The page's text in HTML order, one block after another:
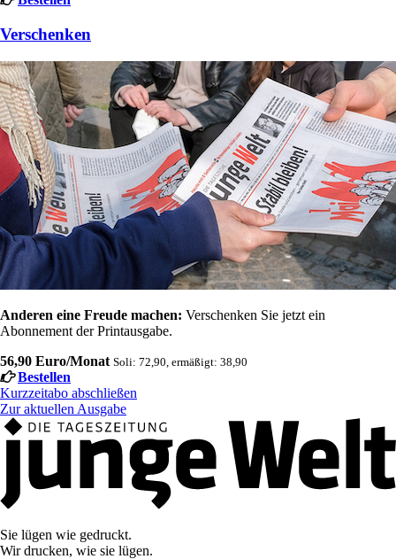
Verschenken
Anderen eine Freude machen: Verschenken Sie jetzt ein
Abonnement der Printausgabe.
56,90 Euro/Monat Soli: 72,90, ermäßigt: 38,90
Bestellen
Kurzzeitabo abschließen
Zur aktuellen Ausgabe
Sie lügen wie gedruckt.
Wir drucken, wie sie lügen.